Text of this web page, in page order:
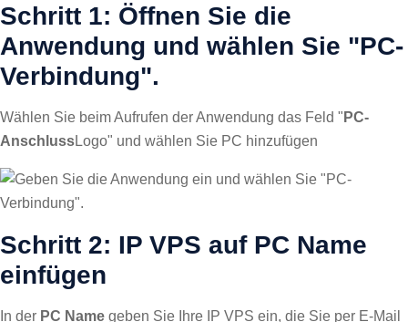
Schritt 1: Öffnen Sie die
Anwendung und wählen Sie "PC-
Verbindung".
Wählen Sie beim Aufrufen der Anwendung das Feld " PC-
AnschlussLogo" und wählen Sie PC hinzufügen
Schritt 2: IP VPS auf PC Name
einfügen
In der PC Name geben Sie Ihre IP VPS ein, die Sie per E-Mail